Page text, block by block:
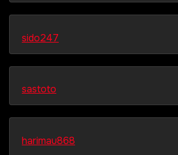
sido247
sastoto
harimau868